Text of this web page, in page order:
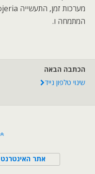
המתמחה ו.
הכתבה הבאה
שינוי טלפון נייד
אתר האינטרנט